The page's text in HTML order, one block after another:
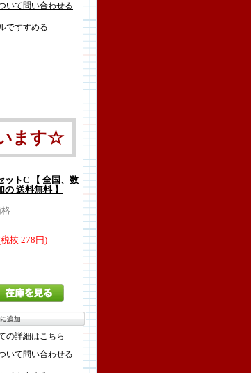
いて問い合わせる
ですすめる
ます☆
ットC 【 全国、数
送料無料 】
抜 278円)
の詳細はこちら
いて問い合わせる